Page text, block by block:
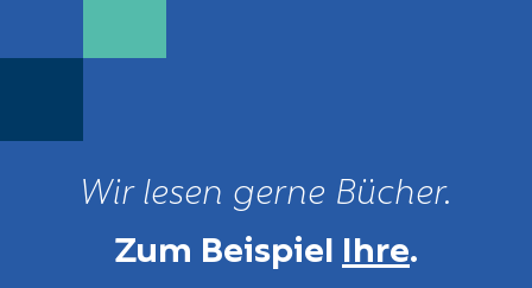
Wir lesen gerne Bücher.
Zum Beispiel Ihre.